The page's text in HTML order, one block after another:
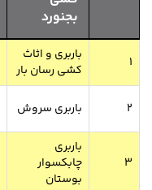
بجنورد
1
باربری و اثاث
کشی رسان بار
2 باربری سروش
3
باربری
چابکسوار
بوستان